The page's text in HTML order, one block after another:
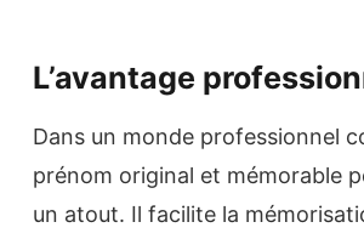
L’avantage
Dans un monde professionnel
prénom original et mémorable
un atout. Il facilite la